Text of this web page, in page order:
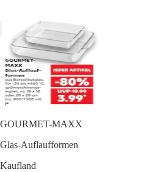
GOURMET-MAXX
Glas-Auflaufformen
Kaufland